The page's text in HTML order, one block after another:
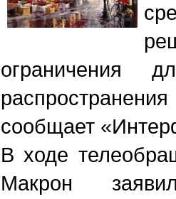
ограничения
сообщает
В ходе
Макрон